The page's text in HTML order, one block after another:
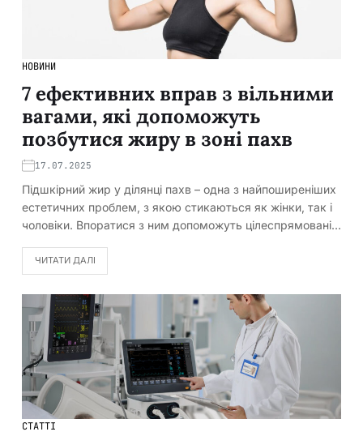
НОВИНИ
7 ефективних вправ з вільними
вагами, які допоможуть
позбутися жиру в зоні пахв
17.07.2025
Підшкірний жир у ділянці пахв – одна з найпоширеніших
естетичних проблем, з якою стикаються як жінки, так і
чоловіки. Впоратися з ним допоможуть цілеспрямовані…
ЧИТАТИ ДАЛІ
СТАТТІ